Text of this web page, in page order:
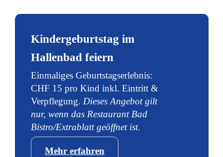
Kindergeburtstag im
Hallenbad feiern
Einmaliges Geburtstagserlebnis:
CHF 15 pro Kind inkl. Eintritt &
Verpflegung. Dieses Angebot gilt
nur, wenn das Restaurant Bad
Bistro/Extrablatt geöffnet ist.
Mehr erfahren